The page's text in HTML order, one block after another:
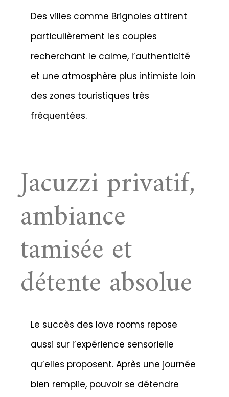
Des villes comme Brignoles attirent
particulièrement les couples
recherchant le calme, l’authenticité
et une atmosphère plus intimiste loin
des zones touristiques très
fréquentées.
Jacuzzi privatif,
ambiance
tamisée et
détente absolue
Le succès des love rooms repose
aussi sur l’expérience sensorielle
qu’elles proposent. Après une journée
bien remplie, pouvoir se détendre